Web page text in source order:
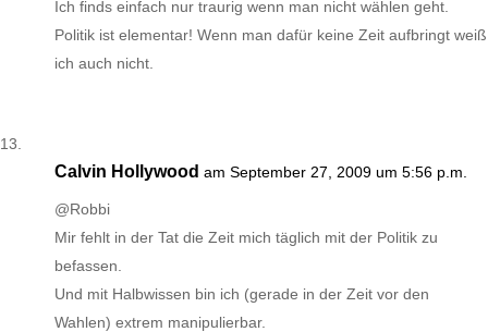
Ich finds einfach nur traurig wenn man nicht wählen geht.
Politik ist elementar! Wenn man dafür keine Zeit aufbringt weiß
ich auch nicht.
Calvin Hollywood am September 27, 2009 um 5:56 p.m.
@Robbi
Mir fehlt in der Tat die Zeit mich täglich mit der Politik zu
befassen.
Und mit Halbwissen bin ich (gerade in der Zeit vor den
Wahlen) extrem manipulierbar.